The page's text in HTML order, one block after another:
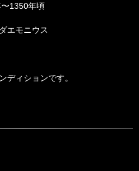
1350年頃
エモニウス
ディションです。